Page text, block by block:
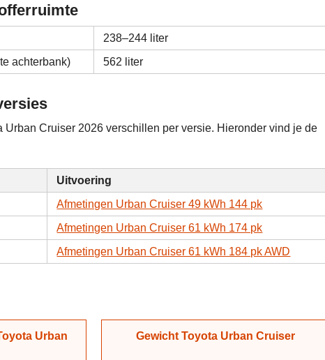
238–244 liter
achterbank)
562 liter
Urban Cruiser 2026 verschillen per versie. Hieronder vind je de
Uitvoering
Afmetingen Urban Cruiser 49 kWh 144 pk
Afmetingen Urban Cruiser 61 kWh 174 pk
Afmetingen Urban Cruiser 61 kWh 184 pk AWD
Urban
Gewicht Toyota Urban Cruiser